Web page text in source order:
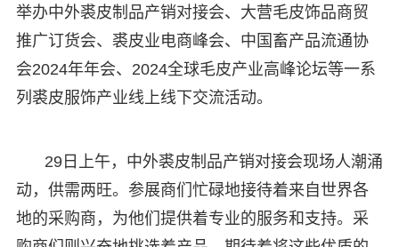
举办中外裘皮制品产销对接会、大营毛皮饰品商贸
推广订货会、裘皮业电商峰会、中国畜产品流通协
会2024年年会、2024全球毛皮产业高峰论坛等一系
列裘皮服饰产业线上线下交流活动。
29日上午，中外裘皮制品产销对接会现场人潮涌
动，供需两旺。参展商们忙碌地接待着来自世界各
地的采购商，为他们提供着专业的服务和支持。采